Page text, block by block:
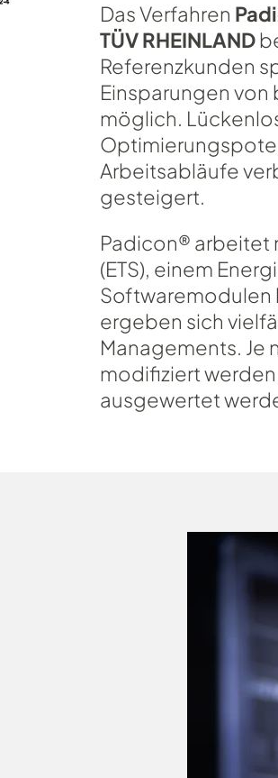
Das Verfahren
TÜV RHEINLAND
Referenzkunden
Einsparungen von
möglich.
Arbeitsabläufe
gesteigert.
Padicon® arbeitet
(ETS), einem
Softwaremodulen
ergeben sich
Managements. Je
modifiziert
ausgewertet